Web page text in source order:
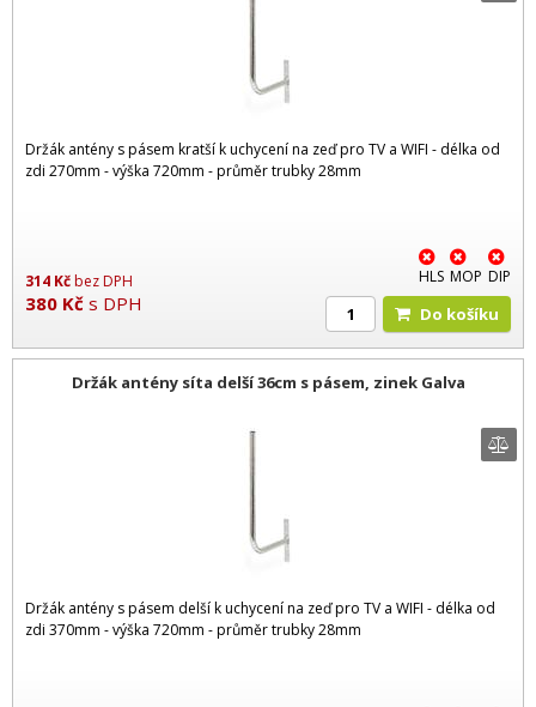
Držák antény s pásem kratší k uchycení na zeď pro TV a WIFI - délka od
zdi 270mm - výška 720mm - průměr trubky 28mm
314 Kčbez DPH
380 Kč s DPH
HLS MOP DIP
Do košíku
Držák antény síta delší 36cm s pásem, zinek Galva
Držák antény s pásem delší k uchycení na zeď pro TV a WIFI - délka od
zdi 370mm - výška 720mm - průměr trubky 28mm